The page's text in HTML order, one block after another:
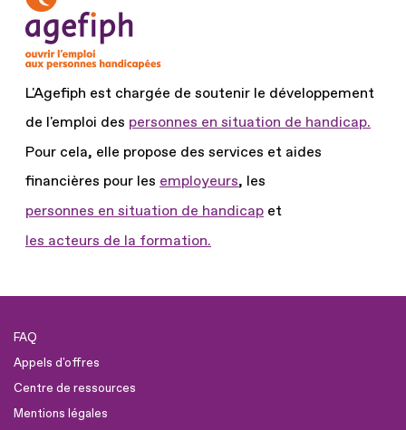
L'Agefiph est chargée de soutenir le développement
de l'emploi des personnes en situation de handicap.
Pour cela, elle propose des services et aides
financières pour les employeurs, les
personnes en situation de handicap et
les acteurs de la formation.
FAQ
Appels d'offres
Centre de ressources
Mentions légales